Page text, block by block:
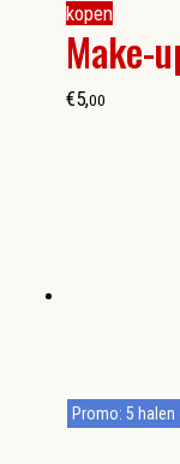
kopen
Make-
€5,00
Promo: 5 halen